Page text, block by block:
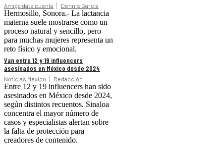
Amiga date cuenta Dennis Garcia
Hermosillo, Sonora.- La lactancia
materna suele mostrarse como un
proceso natural y sencillo, pero
para muchas mujeres representa un
reto físico y emocional.
Van entre 12 y 19 influencers
asesinados en México desde 2024
Noticias México Redacción
Entre 12 y 19 influencers han sido
asesinados en México desde 2024,
según distintos recuentos. Sinaloa
concentra el mayor número de
casos y especialistas alertan sobre
la falta de protección para
creadores de contenido.